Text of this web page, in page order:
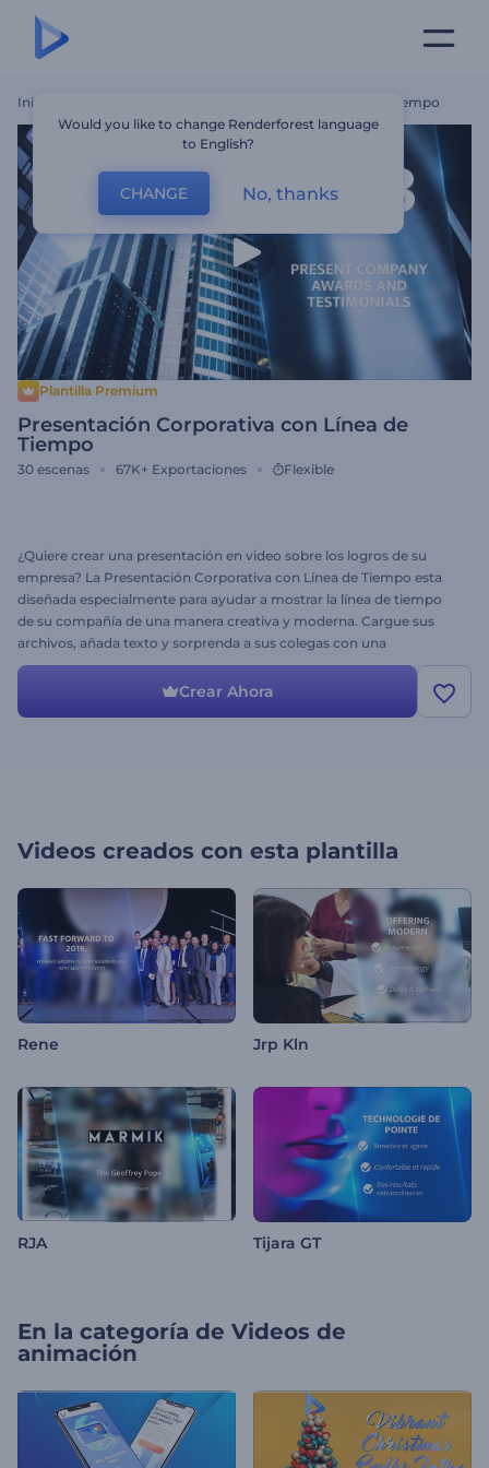
Inicio Presentación Corporativa Con Línea De Tiempo
Plantilla Premium
Presentación Corporativa con Línea de
Tiempo
30 escenas 67K+ Exportaciones Flexible
¿Quiere crear una presentación en video sobre los logros de su
empresa? La Presentación Corporativa con Línea de Tiempo esta
diseñada especialmente para ayudar a mostrar la línea de tiempo
de su compañía de una manera creativa y moderna. Cargue sus
archivos, añada texto y sorprenda a sus colegas con una
presentación de video sin igual. Perfecta para presentaciones
corporativas, reportes anuales, presentación de la historia
corporativa y mucho más. ¡Pruébela hoy mismo de manera
Crear Ahora
Videos creados con esta plantilla
Rene Jrp Kln
RJA Tijara GT
En la categoría de Videos de
animación
Would you like to change Renderforest language
to English?
CHANGE No, thanks